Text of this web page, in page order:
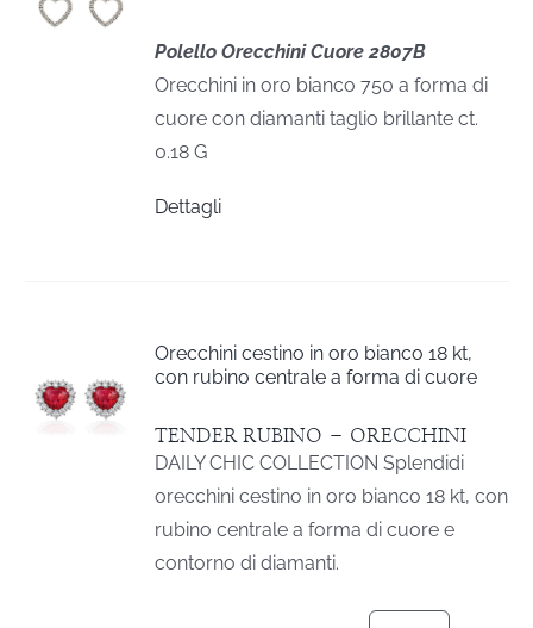
Polello Orecchini Cuore 2807B
Orecchini in oro bianco 750 a forma di
cuore con diamanti taglio brillante ct.
0.18 G
Dettagli
Orecchini cestino in oro bianco 18 kt,
con rubino centrale a forma di cuore
TENDER RUBINO – ORECCHINI
DAILY CHIC COLLECTION Splendidi
orecchini cestino in oro bianco 18 kt, con
rubino centrale a forma di cuore e
contorno di diamanti.